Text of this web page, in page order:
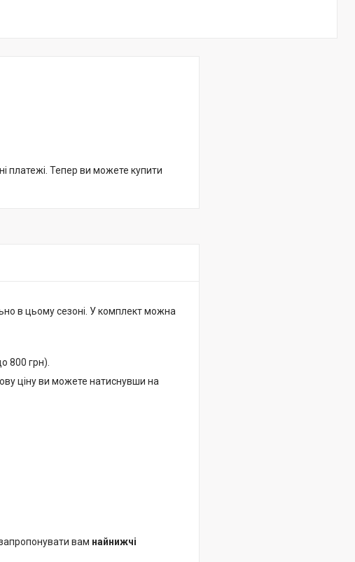
платежі. Тепер ви можете купити
в цьому сезоні. У комплект можна
800 грн).
ціну ви можете натиснувши на
вам найнижчі